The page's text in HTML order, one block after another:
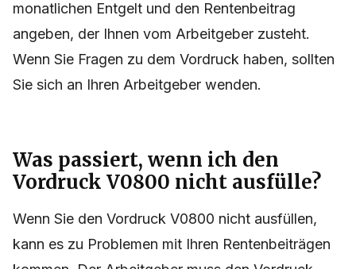
monatlichen Entgelt und den Rentenbeitrag
angeben, der Ihnen vom Arbeitgeber zusteht.
Wenn Sie Fragen zu dem Vordruck haben, sollten
Sie sich an Ihren Arbeitgeber wenden.
Was passiert, wenn ich den
Vordruck V0800 nicht ausfülle?
Wenn Sie den Vordruck V0800 nicht ausfüllen,
kann es zu Problemen mit Ihren Rentenbeiträgen